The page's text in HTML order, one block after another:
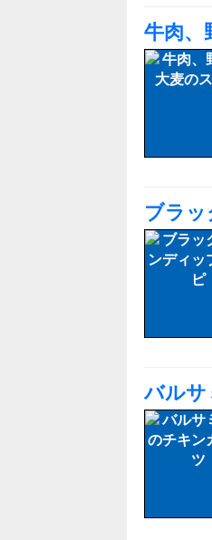
牛肉、
ブラ
バルサ